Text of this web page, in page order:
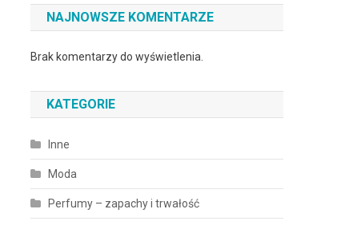
NAJNOWSZE KOMENTARZE
Brak komentarzy do wyświetlenia.
KATEGORIE
Inne
Moda
Perfumy – zapachy i trwałość